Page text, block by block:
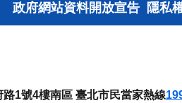
政府網站資料開放宣告 隱私
1號4樓南區 臺北市民當家熱線